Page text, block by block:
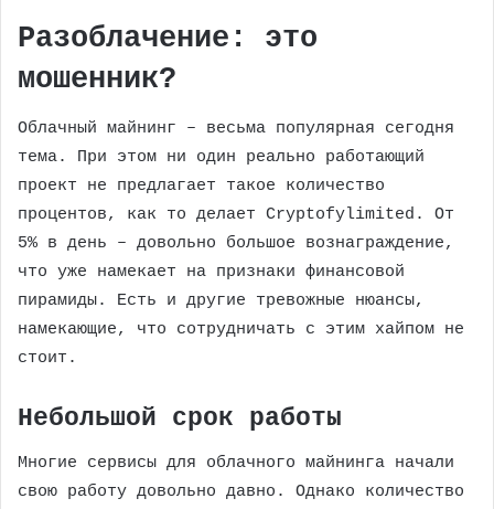
Разоблачение: это
мошенник?
Облачный майнинг – весьма популярная сегодня
тема. При этом ни один реально работающий
проект не предлагает такое количество
процентов, как то делает Cryptofylimited. От
5% в день – довольно большое вознаграждение,
что уже намекает на признаки финансовой
пирамиды. Есть и другие тревожные нюансы,
намекающие, что сотрудничать с этим хайпом не
стоит.
Небольшой срок работы
Многие сервисы для облачного майнинга начали
свою работу довольно давно. Однако количество